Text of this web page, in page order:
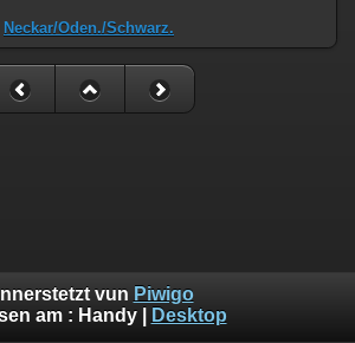
Neckar/Oden./Schwarz.
vun Piwigo
am : Handy| Desktop